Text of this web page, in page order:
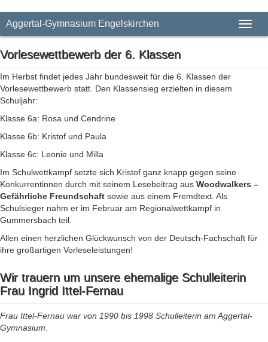
Aggertal-Gymnasium Engelskirchen
Vorlesewettbewerb der 6. Klassen
Im Herbst findet jedes Jahr bundesweit für die 6. Klassen der
Vorlesewettbewerb statt. Den Klassensieg erzielten in diesem
Schuljahr:
Klasse 6a: Rosa und Cendrine
Klasse 6b: Kristof und Paula
Klasse 6c: Leonie und Milla
Im Schulwettkampf setzte sich Kristof ganz knapp gegen seine
Konkurrentinnen durch mit seinem Lesebeitrag aus Woodwalkers –
Gefährliche Freundschaft sowie aus einem Fremdtext. Als
Schulsieger nahm er im Februar am Regionalwettkampf in
Gummersbach teil.
Allen einen herzlichen Glückwunsch von der Deutsch-Fachschaft für
ihre großartigen Vorleseleistungen!
Wir trauern um unsere ehemalige Schulleiterin
Frau Ingrid Ittel-Fernau
Frau Ittel-Fernau war von 1990 bis 1998 Schulleiterin am Aggertal-
Gymnasium.